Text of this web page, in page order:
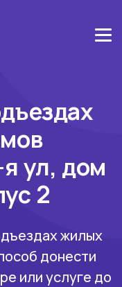
ул, дом
2
жилых
донести
или услуге до